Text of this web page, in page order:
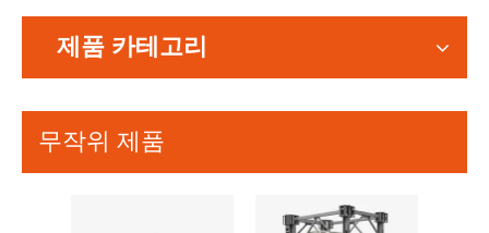
제품 카테고리
무작위 제품